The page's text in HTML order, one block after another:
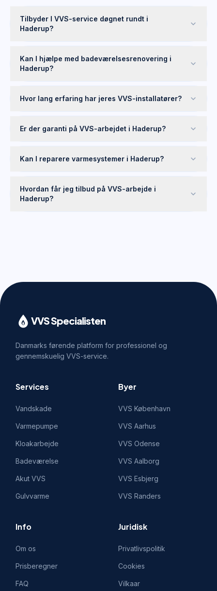
Tilbyder I VVS-service døgnet rundt i
Haderup?
Kan I hjælpe med badeværelsesrenovering i
Haderup?
Hvor lang erfaring har jeres VVS-installatører?
Er der garanti på VVS-arbejdet i Haderup?
Kan I reparere varmesystemer i Haderup?
Hvordan får jeg tilbud på VVS-arbejde i
Haderup?
VVS Specialisten
Danmarks førende platform for professionel og
gennemskuelig VVS-service.
Services
Vandskade
Varmepumpe
Kloakarbejde
Badeværelse
Akut VVS
Gulvvarme
Byer
VVS København
VVS Aarhus
VVS Odense
VVS Aalborg
VVS Esbjerg
VVS Randers
Info
Om os
Prisberegner
FAQ
Juridisk
Privatlivspolitik
Cookies
Vilkaar